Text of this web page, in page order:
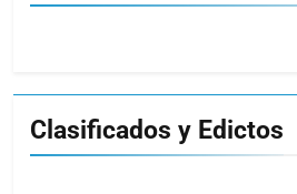
Clasificados y Edictos